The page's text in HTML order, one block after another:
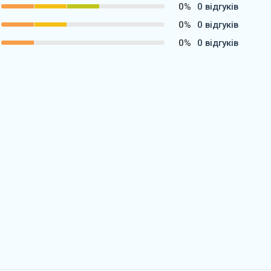
0%
0 відгуків
0%
0 відгуків
0%
0 відгуків